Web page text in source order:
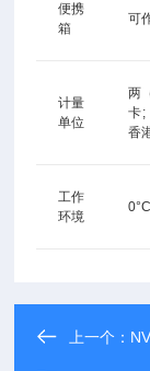
便携
箱
可
计量
单位
两
卡;
香
工作
环境
上一个：